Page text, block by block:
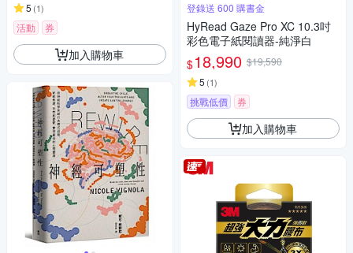
5 (1)
活動 券
加入購物車
登錄送 600 購書金
HyRead Gaze Pro XC 10.3吋
彩色電子紙閱讀器-純淨白
$18,990 $19,590
5 (1)
挑戰低價 券
加入購物車